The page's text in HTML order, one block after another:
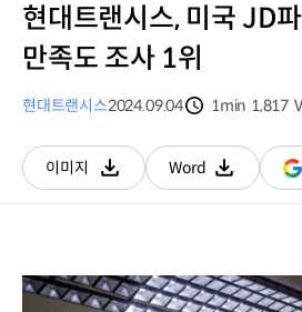
현대트랜시스, 미국 JD
만족도 조사 1위
현대트랜시스2024.09.04
1min 1,817
이미지
다운로드
Word
다운로드